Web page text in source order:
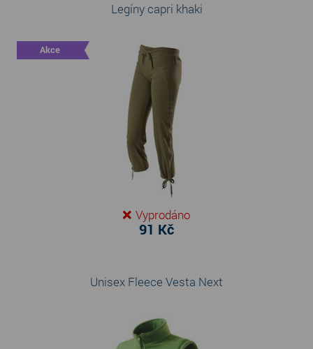
Legíny capri khaki
Akce
Vyprodáno
91 Kč
Unisex Fleece Vesta Next